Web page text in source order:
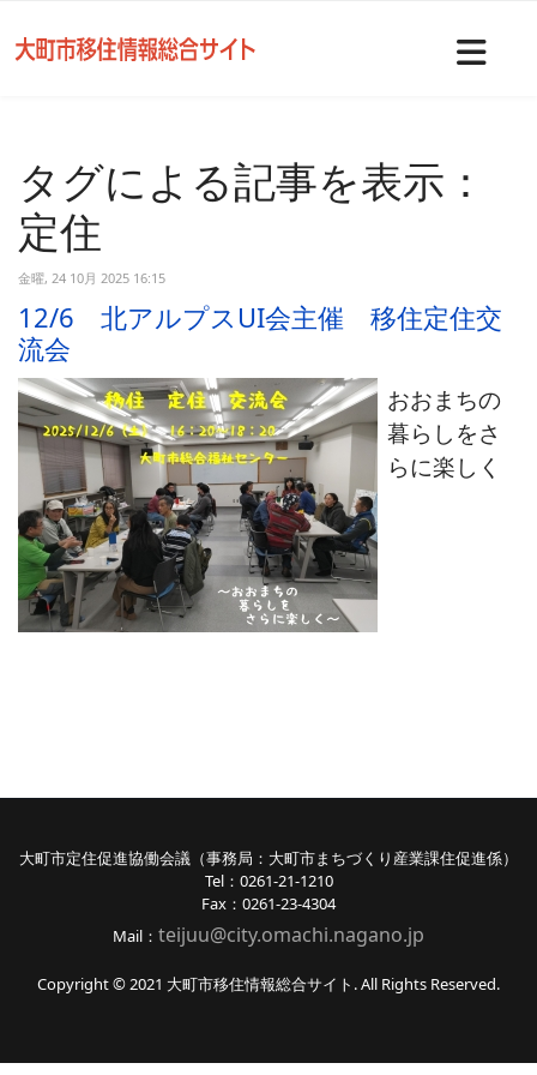
タグによる記事を表示：
定住
金曜, 24 10月 2025 16:15
12/6 北アルプスUI会主催 移住定住交
流会
おおまちの
暮らしをさ
らに楽しく
大町市定住促進協働会議（事務局：大町市まちづくり産業課住促進係）
Tel：0261-21-1210
Fax：0261-23-4304
Mail： teijuu@city.omachi.nagano.jp
Copyright © 2021 大町市移住情報総合サイト. All Rights Reserved.